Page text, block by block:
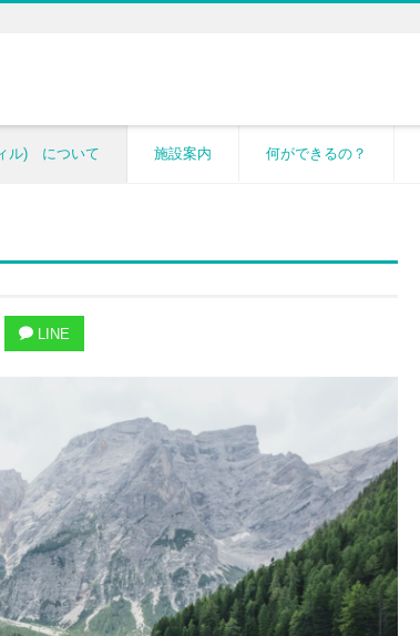
ル) について 施設案内 何ができるの？
LINE